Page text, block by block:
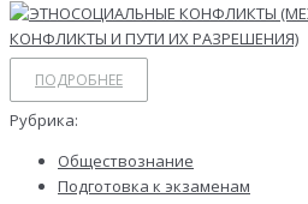
ПОДРОБНЕЕ
Рубрика:
Обществознание
Подготовка к экзаменам